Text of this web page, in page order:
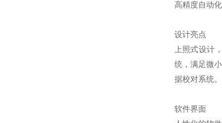
高精度自动
设计亮点
上照式设计
统，满足微
据校对系统。
软件界面